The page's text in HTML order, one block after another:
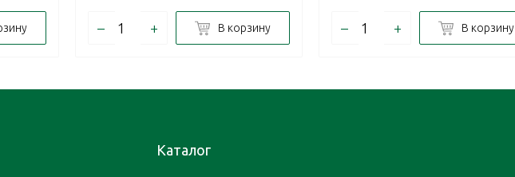
– + В корзину – + В корзину
Каталог